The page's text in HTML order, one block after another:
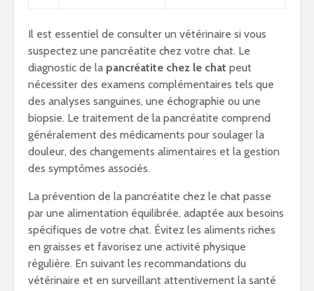
Il est essentiel de consulter un vétérinaire si vous
suspectez une pancréatite chez votre chat. Le
diagnostic de la pancréatite chez le chat peut
nécessiter des examens complémentaires tels que
des analyses sanguines, une échographie ou une
biopsie. Le traitement de la pancréatite comprend
généralement des médicaments pour soulager la
douleur, des changements alimentaires et la gestion
des symptômes associés.
La prévention de la pancréatite chez le chat passe
par une alimentation équilibrée, adaptée aux besoins
spécifiques de votre chat. Évitez les aliments riches
en graisses et favorisez une activité physique
régulière. En suivant les recommandations du
vétérinaire et en surveillant attentivement la santé